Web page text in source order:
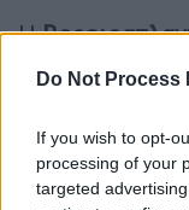
Do Not Process
If you wish to opt-
processing of your
targeted
Η
μια
τη θέση της
πτέρυγας